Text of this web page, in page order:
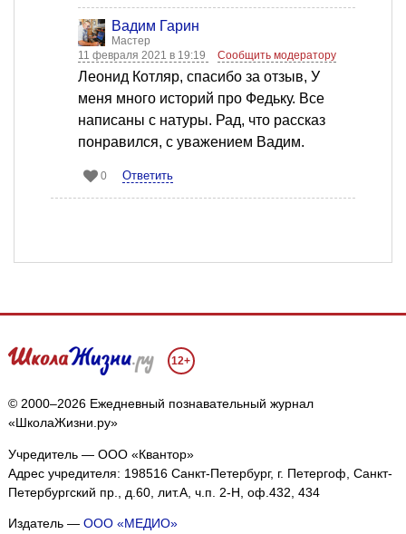
Вадим Гарин
Мастер
11 февраля 2021 в 19:19
Сообщить модератору
Леонид Котляр, спасибо за отзыв, У
меня много историй про Федьку. Все
написаны с натуры. Рад, что рассказ
понравился, с уважением Вадим.
0 Ответить
12+
© 2000–2026 Ежедневный познавательный журнал
«ШколаЖизни.ру»
Учредитель — ООО «Квантор»
Адрес учредителя: 198516 Санкт-Петербург, г. Петергоф, Санкт-
Петербургский пр., д.60, лит.А, ч.п. 2-Н, оф.432, 434
Издатель — ООО «МЕДИО»